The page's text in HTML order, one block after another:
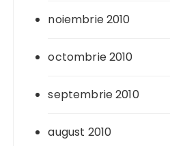
noiembrie 2010
octombrie 2010
septembrie 2010
august 2010